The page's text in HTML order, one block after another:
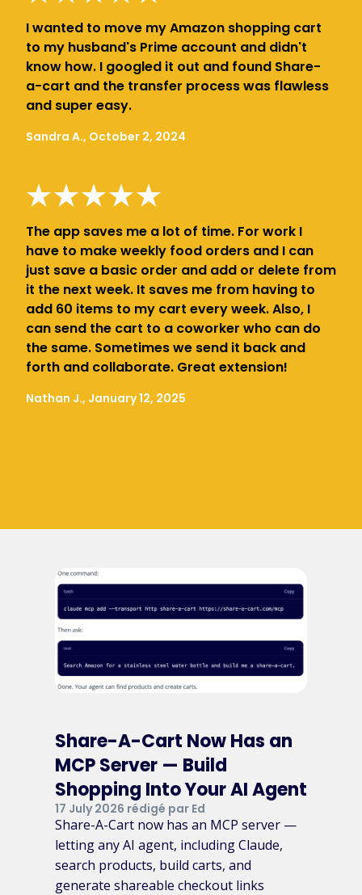
I wanted to move my Amazon shopping cart
to my husband's Prime account and didn't
know how. I googled it out and found Share-
a-cart and the transfer process was flawless
and super easy.
Sandra A., October 2, 2024
The app saves me a lot of time. For work I
have to make weekly food orders and I can
just save a basic order and add or delete from
it the next week. It saves me from having to
add 60 items to my cart every week. Also, I
can send the cart to a coworker who can do
the same. Sometimes we send it back and
forth and collaborate. Great extension!
Nathan J., January 12, 2025
Share-A-Cart Now Has an
MCP Server — Build
Shopping Into Your AI Agent
17 July 2026 rédigé par Ed
Share-A-Cart now has an MCP server —
letting any AI agent, including Claude,
search products, build carts, and
generate shareable checkout links